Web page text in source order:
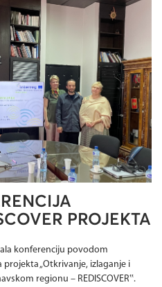
PROJEKTA
konferenciju povodom
„Otkrivanje, izlaganje i
regionu – REDISCOVER‟.